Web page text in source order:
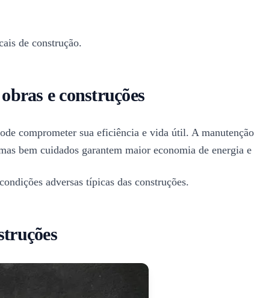
de construção.
e construções
comprometer sua eficiência e vida útil. A
bem cuidados garantem maior economia de energia
adversas típicas das construções.